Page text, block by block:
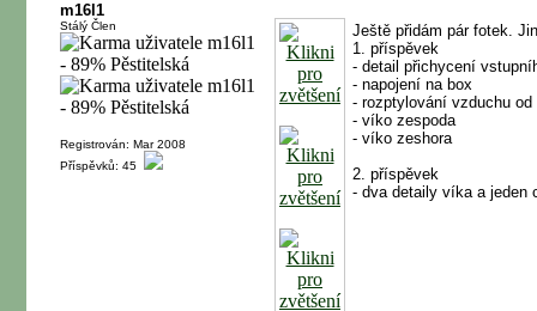
m16l1
Stálý Člen
Registrován: Mar 2008
Příspěvků: 45
Ještě přidám pár fotek.
1. příspěvek
- detail přichycení
- napojení na box
- rozptylování vzduchu
- víko zespoda
- víko zeshora
2. příspěvek
- dva detaily víka a jeden